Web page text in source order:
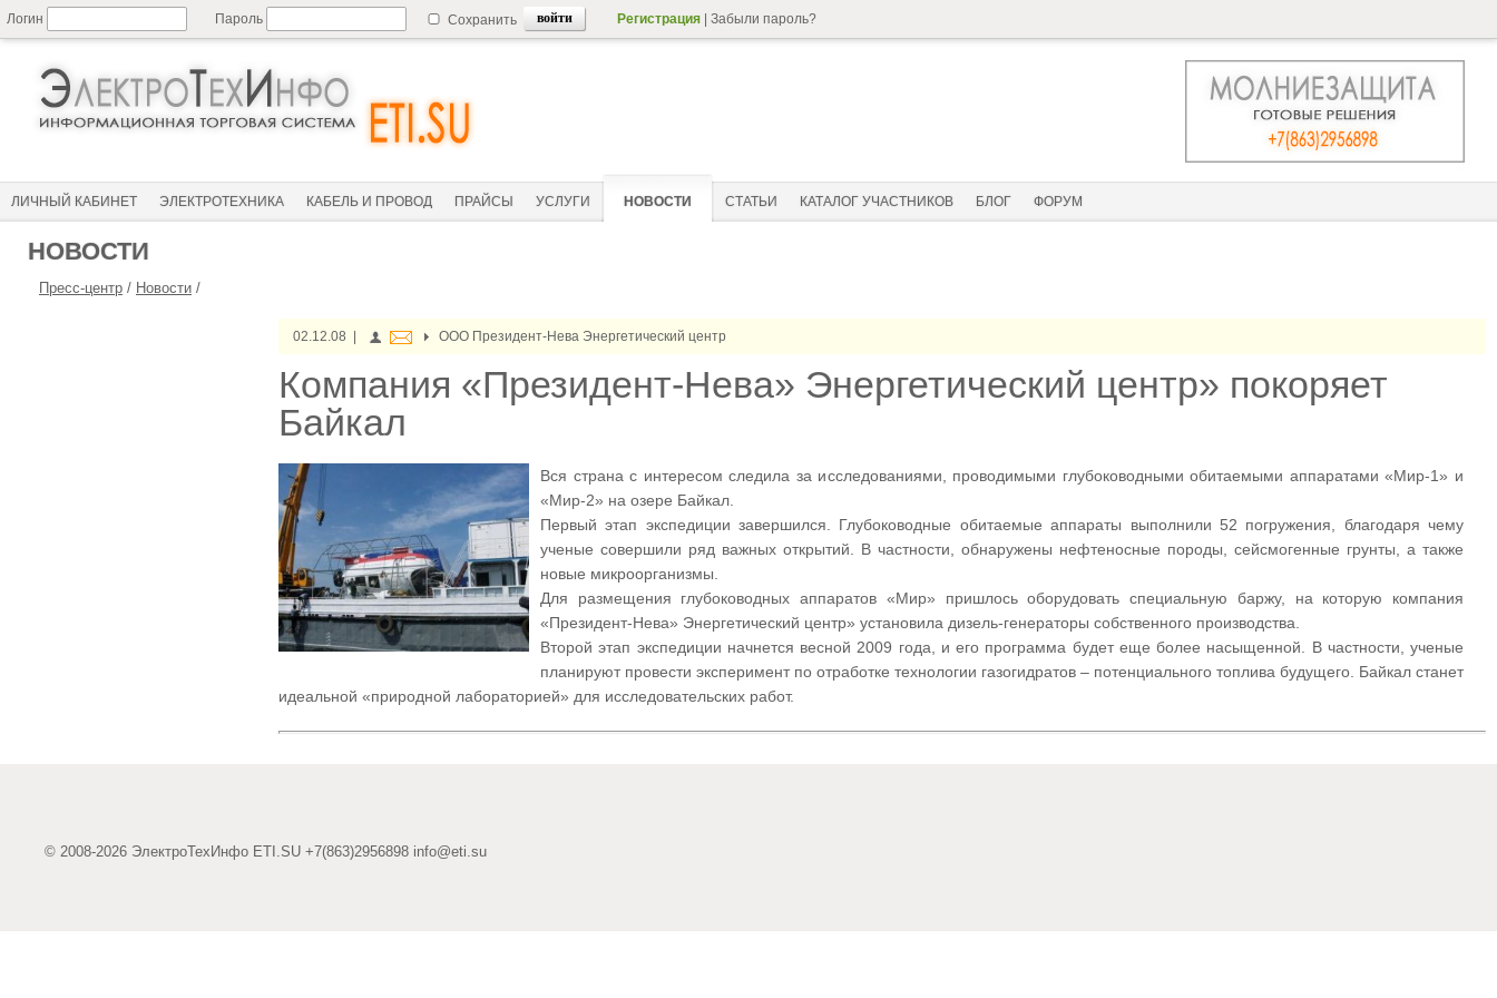
Логин Пароль Сохранить Регистрация Забыли пароль?
ЛИЧНЫЙ КАБИНЕТ ЭЛЕКТРОТЕХНИКА КАБЕЛЬ И ПРОВОД ПРАЙСЫ УСЛУГИ НОВОСТИ СТАТЬИ КАТАЛОГ УЧАСТНИКОВ БЛОГ ФОРУМ
НОВОСТИ
Пресс-центр / Новости /
02.12.08 | ООО Президент-Нева Энергетический центр
Компания «Президент-Нева» Энергетический центр» покоряет
Байкал
Вся страна с интересом следила за исследованиями, проводимыми глубоководными обитаемыми аппаратами «Мир-1» и
«Мир-2» на озере Байкал.
Первый этап экспедиции завершился. Глубоководные обитаемые аппараты выполнили 52 погружения, благодаря чему
ученые совершили ряд важных открытий. В частности, обнаружены нефтеносные породы, сейсмогенные грунты, а также
новые микроорганизмы.
Для размещения глубоководных аппаратов «Мир» пришлось оборудовать специальную баржу, на которую компания
«Президент-Нева» Энергетический центр» установила дизель-генераторы собственного производства.
Второй этап экспедиции начнется весной 2009 года, и его программа будет еще более насыщенной. В частности, ученые
планируют провести эксперимент по отработке технологии газогидратов – потенциального топлива будущего. Байкал станет
идеальной «природной лабораторией» для исследовательских работ.
© 2008-2026 ЭлектроТехИнфо ETI.SU +7(863)2956898 info@eti.su